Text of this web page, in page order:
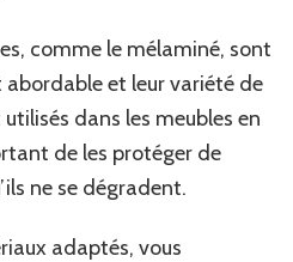
comme le mélaminé, sont
abordable et leur variété de
dans les meubles en
de les protéger de
ne se dégradent.
adaptés, vous